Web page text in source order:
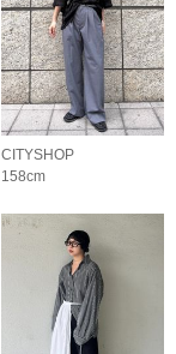
CITYSHOP
158cm